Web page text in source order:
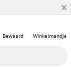
×
Winkelmandje
Bewaard